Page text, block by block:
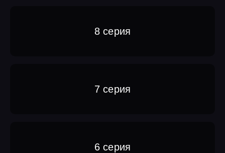
8 серия
7 серия
6 серия